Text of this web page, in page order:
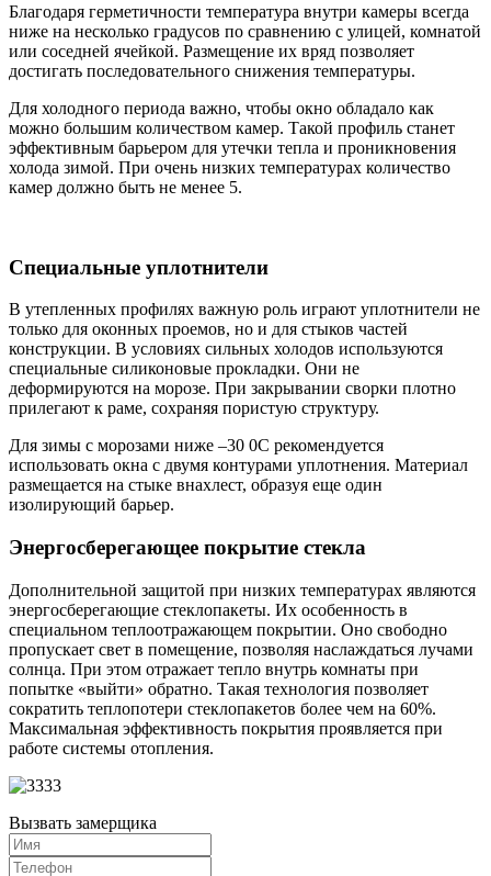
Благодаря герметичности температура внутри камеры всегда
ниже на несколько градусов по сравнению с улицей, комнатой
или соседней ячейкой. Размещение их вряд позволяет
достигать последовательного снижения температуры.
Для холодного периода важно, чтобы окно обладало как
можно большим количеством камер. Такой профиль станет
эффективным барьером для утечки тепла и проникновения
холода зимой. При очень низких температурах количество
камер должно быть не менее 5.
Специальные уплотнители
В утепленных профилях важную роль играют уплотнители не
только для оконных проемов, но и для стыков частей
конструкции. В условиях сильных холодов используются
специальные силиконовые прокладки. Они не
деформируются на морозе. При закрывании сворки плотно
прилегают к раме, сохраняя пористую структуру.
Для зимы с морозами ниже –30 0С рекомендуется
использовать окна с двумя контурами уплотнения. Материал
размещается на стыке внахлест, образуя еще один
изолирующий барьер.
Энергосберегающее покрытие стекла
Дополнительной защитой при низких температурах являются
энергосберегающие стеклопакеты. Их особенность в
специальном теплоотражающем покрытии. Оно свободно
пропускает свет в помещение, позволяя наслаждаться лучами
солнца. При этом отражает тепло внутрь комнаты при
попытке «выйти» обратно. Такая технология позволяет
сократить теплопотери стеклопакетов более чем на 60%.
Максимальная эффективность покрытия проявляется при
работе системы отопления.
Вызвать замерщика